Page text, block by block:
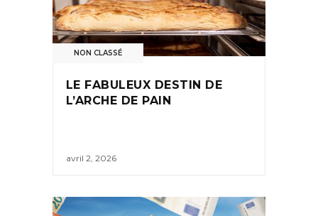
NON CLASSÉ
LE FABULEUX DESTIN DE
L’ARCHE DE PAIN
avril 2, 2026